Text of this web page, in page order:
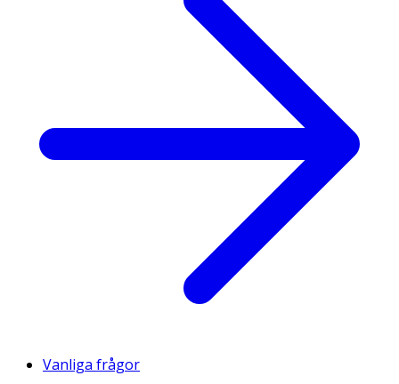
Vanliga frågor